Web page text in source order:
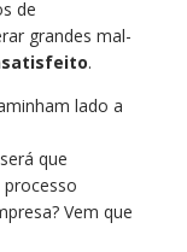
de
grandes mal-
.
lado a
será que
processo
Vem que